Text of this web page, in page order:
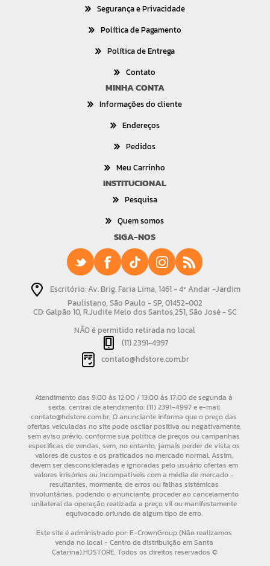
Segurança e Privacidade
Política de Pagamento
Política de Entrega
Contato
MINHA CONTA
Informações do cliente
Endereços
Pedidos
Meu Carrinho
INSTITUCIONAL
Pesquisa
Quem somos
SIGA-NOS
Escritório: Av. Brig. Faria Lima, 1461 - 4º Andar -Jardim
Paulistano, São Paulo - SP, 01452-002
CD: Galpão 10, R.Judite Melo dos Santos,251, São José - SC
NÃO é permitido retirada no local
(11) 2391-4997
contato@hdstore.com.br